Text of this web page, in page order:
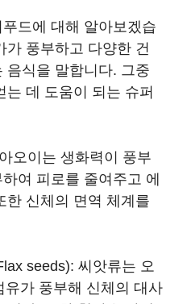
드에 대해 알아보겠습
가 풍부하고 다양한 건
음식을 말합니다. 그중
는 데 도움이 되는 슈퍼
오이는 생화력이 풍부
여 피로를 줄여주고 에
한 신체의 면역 체계를
seeds): 씨앗류는 오
가 풍부해 신체의 대사